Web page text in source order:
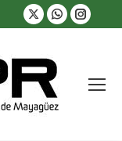
X
page
opens
in
new
window
Whatsapp
pagepage
in
new